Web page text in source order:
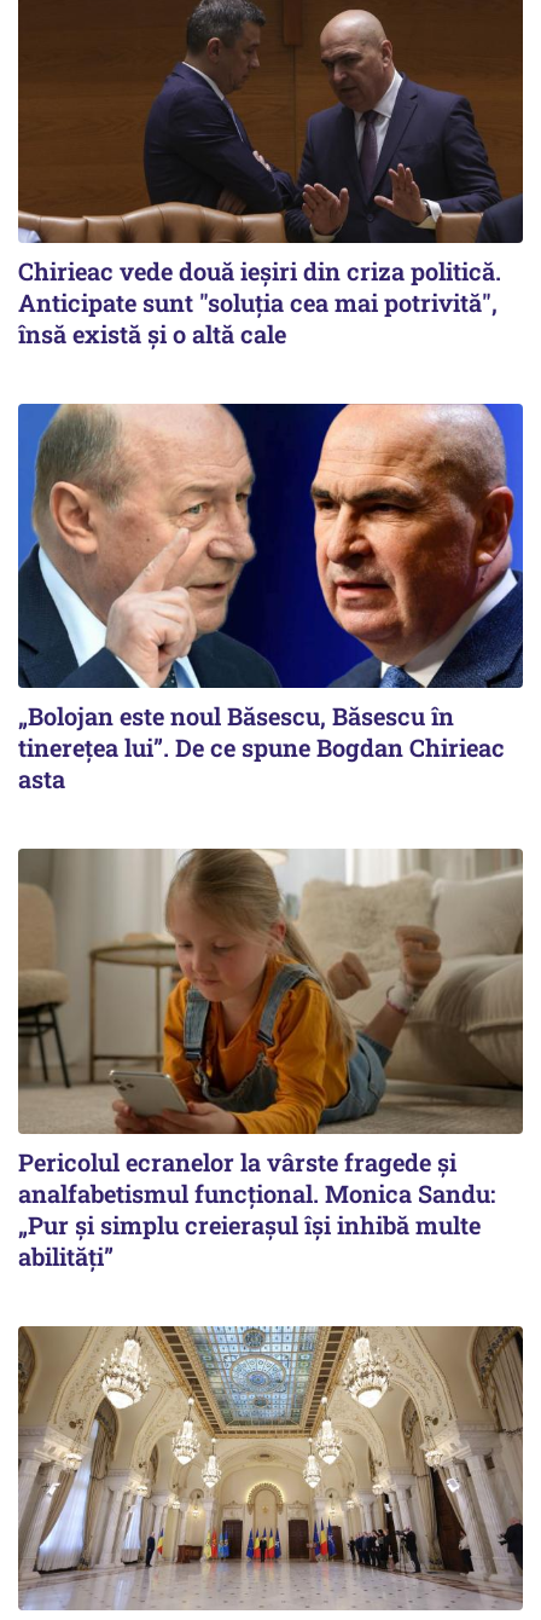
Chirieac vede două ieșiri din criza politică.
Anticipate sunt "soluția cea mai potrivită",
însă există și o altă cale
„Bolojan este noul Băsescu, Băsescu în
tinerețea lui”. De ce spune Bogdan Chirieac
asta
Pericolul ecranelor la vârste fragede și
analfabetismul funcțional. Monica Sandu:
„Pur și simplu creierașul își inhibă multe
abilități”